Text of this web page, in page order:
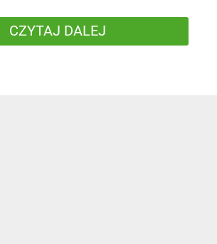
CZYTAJ DALEJ